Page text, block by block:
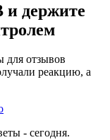
и держите
для отзывов
реакцию, а
- сегодня.